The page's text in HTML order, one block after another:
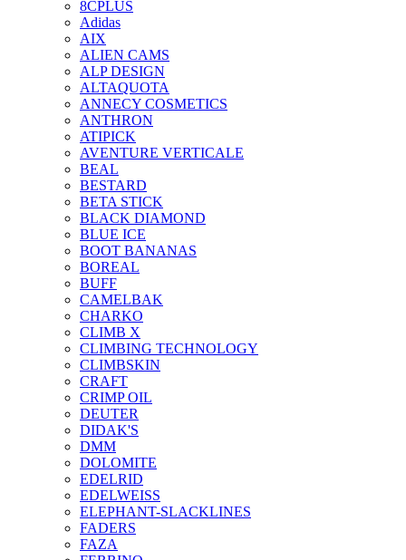
8CPLUS
Adidas
AIX
ALIEN CAMS
ALP DESIGN
ALTAQUOTA
ANNECY COSMETICS
ANTHRON
ATIPICK
AVENTURE VERTICALE
BEAL
BESTARD
BETA STICK
BLACK DIAMOND
BLUE ICE
BOOT BANANAS
BOREAL
BUFF
CAMELBAK
CHARKO
CLIMB X
CLIMBING TECHNOLOGY
CLIMBSKIN
CRAFT
CRIMP OIL
DEUTER
DIDAK'S
DMM
DOLOMITE
EDELRID
EDELWEISS
ELEPHANT-SLACKLINES
FADERS
FAZA